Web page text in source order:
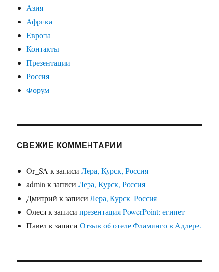
Азия
Африка
Европа
Контакты
Презентации
Россия
Форум
СВЕЖИЕ КОММЕНТАРИИ
Or_SA к записиЛера, Курск, Россия
admin к записиЛера, Курск, Россия
Дмитрий к записиЛера, Курск, Россия
Олесяк записипрезентация PowerPoint: египет
Павелк записиОтзыв об отеле Фламинго в Адлере.